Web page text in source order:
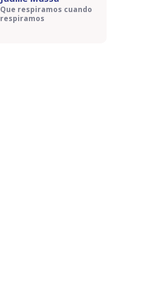
Que respiramos cuando
respiramos